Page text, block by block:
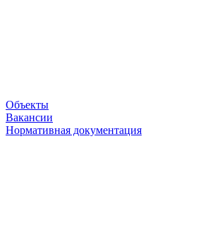
Объекты
Вакансии
Нормативная документация